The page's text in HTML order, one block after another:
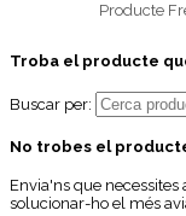
Producte
Troba el producte
Buscar per:
No trobes el
Envia'ns que
solucionar-ho el més